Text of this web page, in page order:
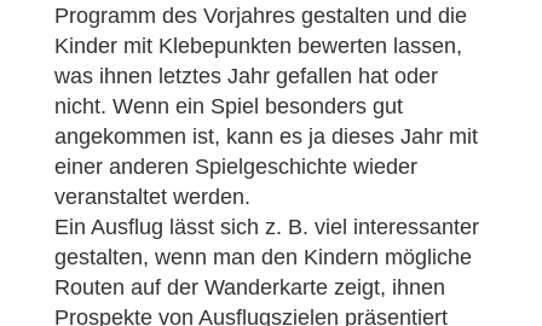
Programm des Vorjahres gestalten und die
Kinder mit Klebepunkten bewerten lassen,
was ihnen letztes Jahr gefallen hat oder
nicht. Wenn ein Spiel besonders gut
angekommen ist, kann es ja dieses Jahr mit
einer anderen Spielgeschichte wieder
veranstaltet werden.
Ein Ausflug lässt sich z. B. viel interessanter
gestalten, wenn man den Kindern mögliche
Routen auf der Wanderkarte zeigt, ihnen
Prospekte von Ausflugszielen präsentiert